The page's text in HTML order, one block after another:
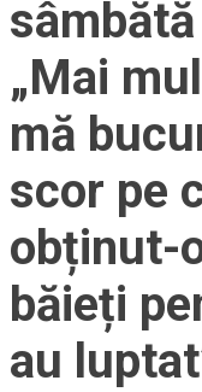
„Mai
mă
scor pe
obținut-
băieți
au